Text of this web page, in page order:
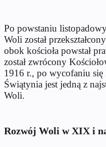
Po powstaniu
Woli został
obok kościoła powstał
został zwrócony
1916 r., po wycofaniu się
Świątynia jest jedną z
Woli.
Rozwój Woli w XIX i